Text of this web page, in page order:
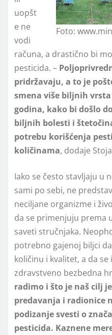
Foto:
uopšt
e ne
vodi
računa, a drastično bi
pesticida. –
pridržavaju, a to je
smena više biljnih
godina, kako bi došlo
biljnih bolesti i
potrebu korišćenja
količinama, dodaje
Iako se često stavljaju u
sami po sebi, ne
neciljane organizme i
da se primenjuju prema
saveti stručnjaka.
potrebno gajenoj biljci
količinu i kvalitet, a da
zdravstveno bezbedna
radimo i što je naš cilj
predavanja i radionice
podizanje svesti o
pesticida. Kaznene